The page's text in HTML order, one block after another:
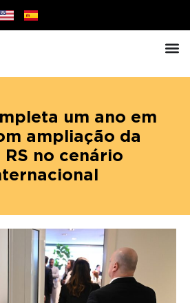
um ano em
ampliação da
no cenário